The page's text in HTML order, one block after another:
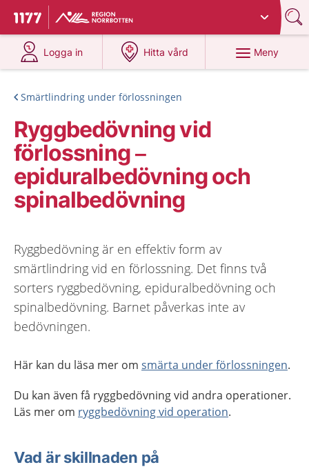
Till startsidan för 1177
Du har valt region
Logga in
på 1177.se
Hitta vård
på 1177.se
Meny
Smärtlindring under förlossningen
Ryggbedövning vid
förlossning –
epiduralbedövning och
spinalbedövning
Ryggbedövning är en effektiv form av
smärtlindring vid en förlossning. Det finns två
sorters ryggbedövning, epiduralbedövning och
spinalbedövning. Barnet påverkas inte av
bedövningen.
Här kan du läsa mer om smärta under förlossningen.
Du kan även få ryggbedövning vid andra operationer.
Läs mer om ryggbedövning vid operation.
Vad är skillnaden på